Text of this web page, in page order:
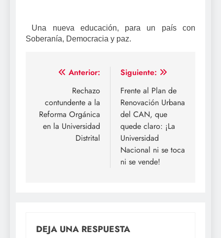
Una nueva educación, para un país con
Soberanía, Democracia y paz.
Navegación
entradas
Anterior:
Rechazo
contundente a la
Reforma Orgánica
en la Universidad
Distrital
Siguiente:
Frente al Plan de
Renovación Urbana
del CAN, que
quede claro: ¡La
Universidad
Nacional ni se toca
ni se vende!
DEJA UNA RESPUESTA